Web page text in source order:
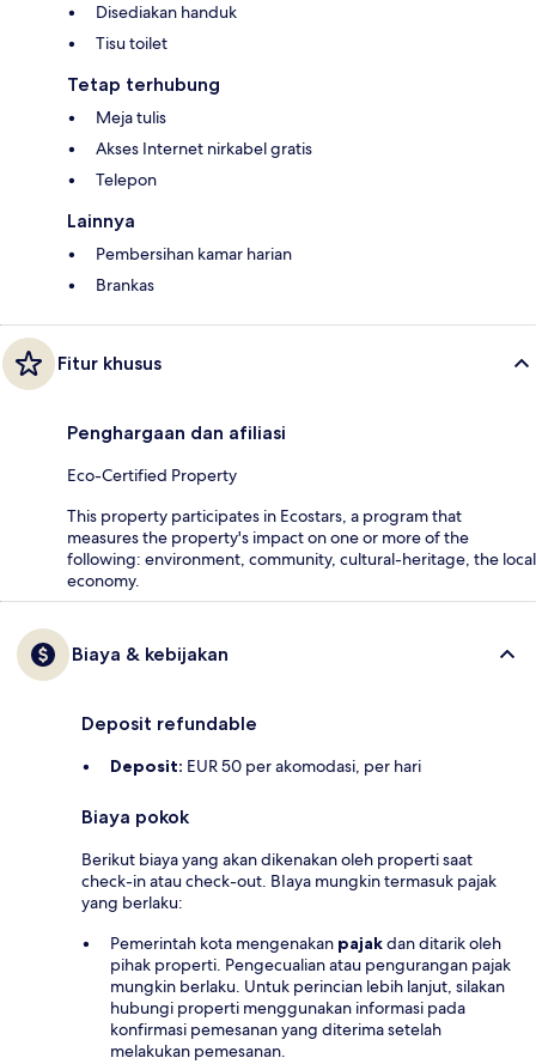
Disediakan handuk
Tisu toilet
Tetap terhubung
Meja tulis
Akses Internet nirkabel gratis
Telepon
Lainnya
Pembersihan kamar harian
Brankas
Fitur khusus
Penghargaan dan afiliasi
Eco-Certified Property
This property participates in Ecostars, a program that
measures the property's impact on one or more of the
following: environment, community, cultural-heritage, the local
economy.
Biaya & kebijakan
Deposit refundable
Deposit: EUR 50 per akomodasi, per hari
Biaya pokok
Berikut biaya yang akan dikenakan oleh properti saat
check-in atau check-out. BIaya mungkin termasuk pajak
yang berlaku:
Pemerintah kota mengenakan pajakdan ditarik oleh
pihak properti. Pengecualian atau pengurangan pajak
mungkin berlaku. Untuk perincian lebih lanjut, silakan
hubungi properti menggunakan informasi pada
konfirmasi pemesanan yang diterima setelah
melakukan pemesanan.